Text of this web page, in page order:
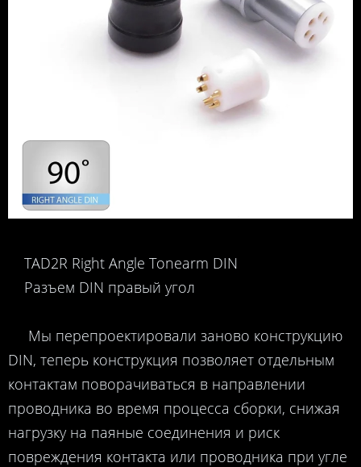
TAD2R Right Angle Tonearm DIN
Разъем DIN правый угол
Мы перепроектировали заново конструкцию
DIN, теперь конструкция позволяет отдельным
контактам поворачиваться в направлении
проводника во время процесса сборки, снижая
нагрузку на паяные соединения и риск
повреждения контакта или проводника при угле